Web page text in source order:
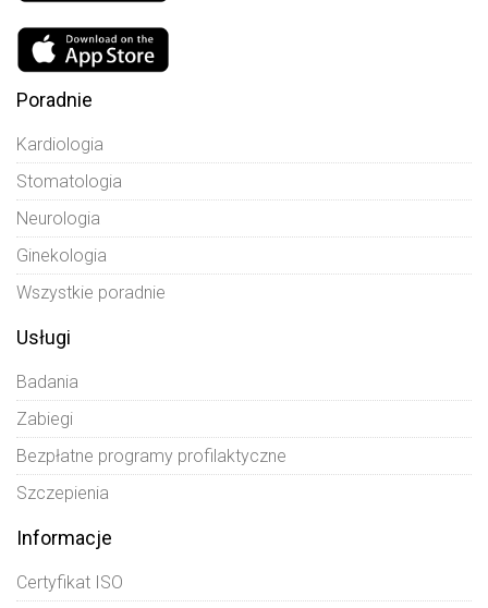
Poradnie
Kardiologia
Stomatologia
Neurologia
Ginekologia
Wszystkie poradnie
Usługi
Badania
Zabiegi
Bezpłatne programy profilaktyczne
Szczepienia
Informacje
Certyfikat ISO